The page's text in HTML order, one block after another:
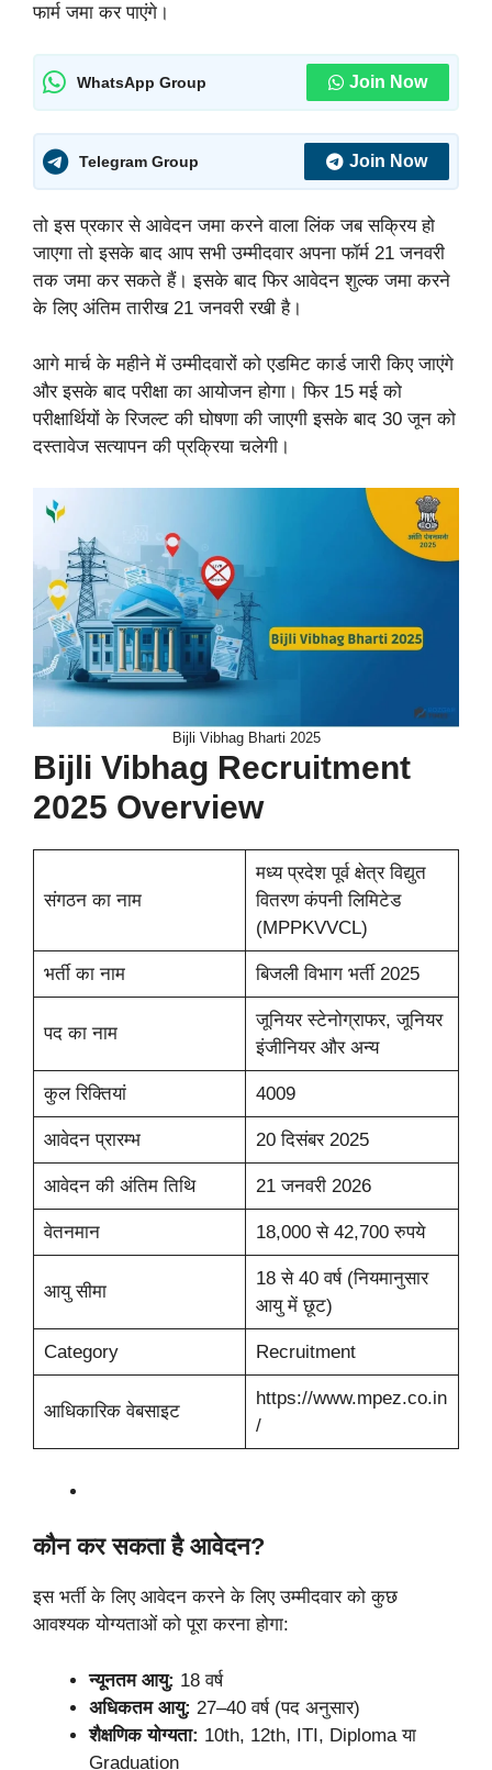
फार्म जमा कर पाएंगे।
WhatsApp Group Join Now
Telegram Group Join Now
तो इस प्रकार से आवेदन जमा करने वाला लिंक जब सक्रिय हो
जाएगा तो इसके बाद आप सभी उम्मीदवार अपना फॉर्म 21 जनवरी
तक जमा कर सकते हैं। इसके बाद फिर आवेदन शुल्क जमा करने
के लिए अंतिम तारीख 21 जनवरी रखी है।
आगे मार्च के महीने में उम्मीदवारों को एडमिट कार्ड जारी किए जाएंगे
और इसके बाद परीक्षा का आयोजन होगा। फिर 15 मई को
परीक्षार्थियों के रिजल्ट की घोषणा की जाएगी इसके बाद 30 जून को
दस्तावेज सत्यापन की प्रक्रिया चलेगी।
Bijli Vibhag Bharti 2025
Bijli Vibhag Recruitment
2025 Overview
संगठन का नाम
मध्य प्रदेश पूर्व क्षेत्र विद्युत
वितरण कंपनी लिमिटेड
(MPPKVVCL)
भर्ती का नाम बिजली विभाग भर्ती 2025
पद का नाम
जूनियर स्टेनोग्राफर, जूनियर
इंजीनियर और अन्य
कुल रिक्तियां 4009
आवेदन प्रारम्भ 20 दिसंबर 2025
आवेदन की अंतिम तिथि 21 जनवरी 2026
वेतनमान 18,000 से 42,700 रुपये
आयु सीमा
18 से 40 वर्ष (नियमानुसार
आयु में छूट)
Category Recruitment
आधिकारिक वेबसाइट
https://www.mpez.co.in
/
कौन कर सकता है आवेदन?
इस भर्ती के लिए आवेदन करने के लिए उम्मीदवार को कुछ
आवश्यक योग्यताओं को पूरा करना होगा:
न्यूनतम आयु: 18 वर्ष
अधिकतम आयु: 27–40 वर्ष (पद अनुसार)
शैक्षणिक योग्यता: 10th, 12th, ITI, Diploma या
Graduation